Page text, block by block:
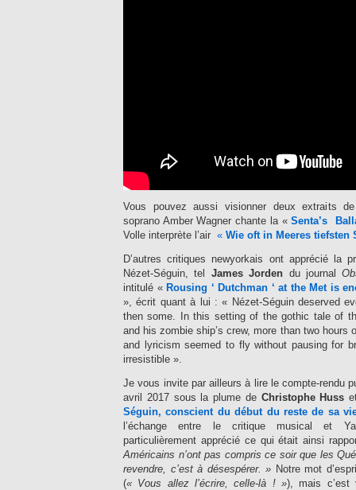
Vous pouvez aussi visionner deux extraits
soprano Amber Wagner chante la «Senta’s
Volle interprète l’air « Wie oft in Meeres tiefsten
D’autres critiques newyorkais ont apprécié la
Nézet-Séguin, tel James Jorden du journal
intitulé « Rousing ‘ Dutchman ‘ at the Met is
», écrit quant à lui : « Nézet-Séguin deserved
then some. In this setting of the gothic tale of
and his zombie ship’s crew, more than two hours
and lyricism seemed to fly without pausing for
irresistible ».
Je vous invite par ailleurs à lire le compte-rendu
avril 2017 sous la plume de Christophe Huss
Séguin, conscient du début du reste de sa
l’échange entre le critique musical et
particulièrement apprécié ce qui était ainsi
Américains n’ont pas compris ce soir que les
revendre, c’est à désespérer. » Notre mot
(« Vous allez l’écrire, celle-là ! »), mais c’est